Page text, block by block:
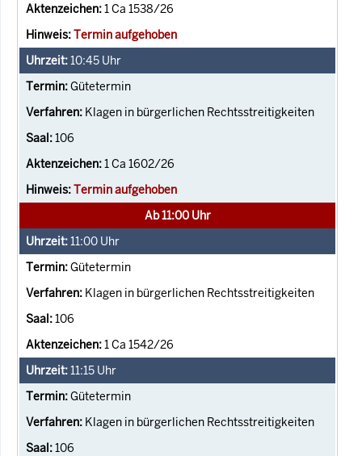
1 Ca 1538/26
Termin aufgehoben
10:45 Uhr
Gütetermin
Klagen in bürgerlichen Rechtsstreitigkeiten
106
1 Ca 1602/26
Termin aufgehoben
Ab 11:00 Uhr
11:00 Uhr
Gütetermin
Klagen in bürgerlichen Rechtsstreitigkeiten
106
1 Ca 1542/26
11:15 Uhr
Gütetermin
Klagen in bürgerlichen Rechtsstreitigkeiten
106